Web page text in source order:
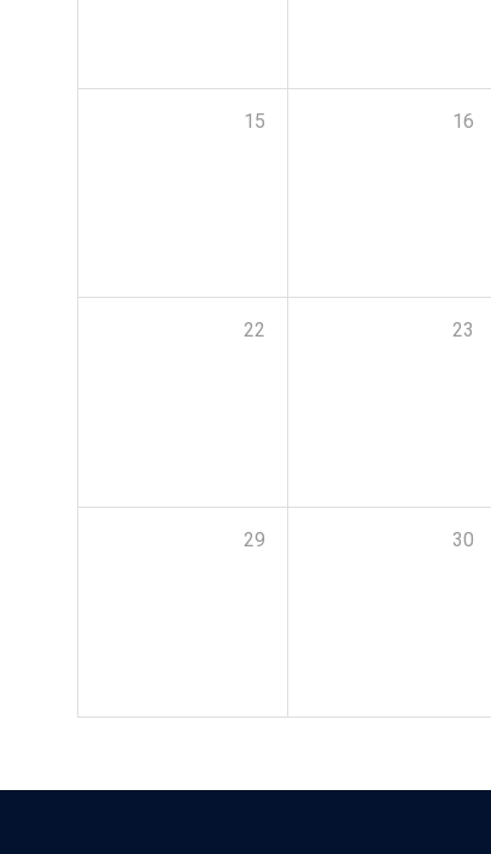
15 16
22 23
29 30